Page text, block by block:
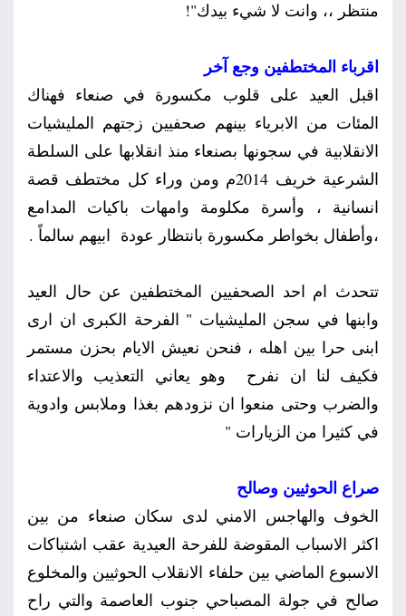
منتظر ،، وانت لا شيء بيدك"!
اقرباء المختطفين وجع آخر
اقبل العيد على قلوب مكسورة في صنعاء فهناك
المئات من الابرياء بينهم صحفيين زجتهم المليشيات
الانقلابية في سجونها بصنعاء منذ انقلابها على السلطة
الشرعية خريف 2014م ومن وراء كل مختطف قصة
انسانية ، وأسرة مكلومة وامهات باكيات المدامع
،وأطفال بخواطر مكسورة بانتظار عودة ابيهم سالماً .
تتحدث ام احد الصحفيين المختطفين عن حال العيد
وابنها في سجن المليشيات " الفرحة الكبرى ان ارى
ابنى حرا بين اهله ، فنحن نعيش الايام بحزن مستمر
فكيف لنا ان نفرح وهو يعاني التعذيب والاعتداء
والضرب وحتى منعوا ان نزودهم بغذا وملابس وادوية
في كثيرا من الزيارات "
صراع الحوثيين وصالح
الخوف والهاجس الامني لدى سكان صنعاء من بين
اكثر الاسباب المقوضة للفرحة العيدية عقب اشتباكات
الاسبوع الماضي بين حلفاء الانقلاب الحوثيين والمخلوع
صالح في جولة المصباحي جنوب العاصمة والتي راح